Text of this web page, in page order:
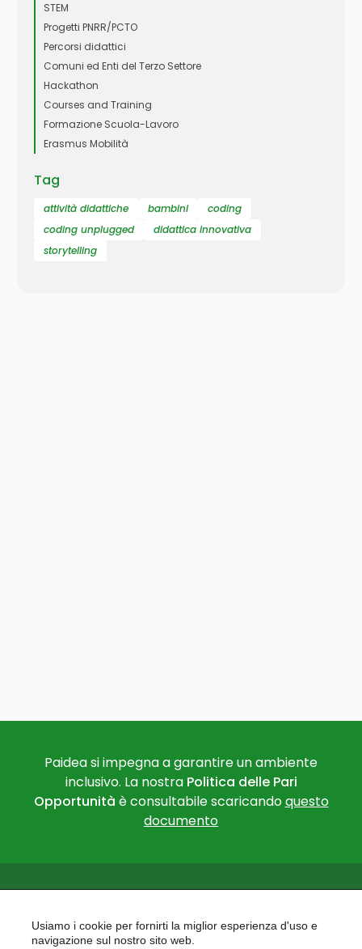
STEM
Progetti PNRR/PCTO
Percorsi didattici
Comuni ed Enti del Terzo Settore
Hackathon
Courses and Training
Formazione Scuola-Lavoro
Erasmus Mobilità
Tag
attività didattiche bambini
coding
coding unplugged
didattica innovativa
storytelling
Paidea si impegna a garantire un ambiente
inclusivo. La nostra Politica delle Pari
Opportunità è consultabile scaricandoquesto
documento
Usiamo i cookie per fornirti la miglior esperienza d'uso e
navigazione sul nostro sito web.